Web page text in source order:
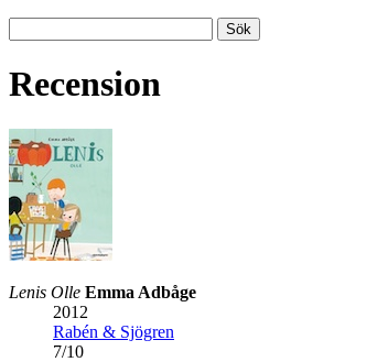
Recension
Lenis Olle Emma Adbåge
2012
Rabén & Sjögren
7/10